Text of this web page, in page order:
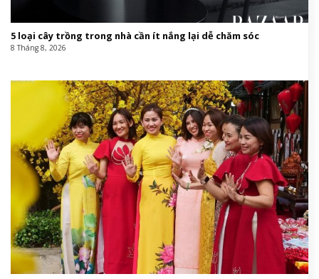
5 loại cây trồng trong nhà cần ít nắng lại dễ chăm sóc
8 Tháng 8, 2026